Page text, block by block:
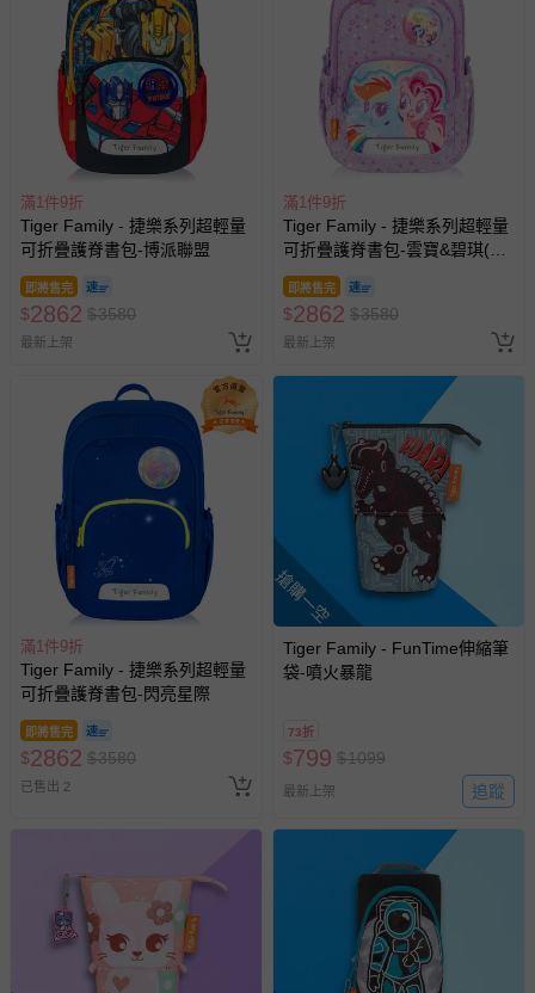
滿1件9折
Tiger Family - 捷樂系列超輕量
可折疊護脊書包-博派聯盟
即將售完
$2862 $3580
最新上架
滿1件9折
Tiger Family - 捷樂系列超輕量
可折疊護脊書包-雲寶&碧琪(聯
名款)
即將售完
$2862 $3580
最新上架
滿1件9折
Tiger Family - 捷樂系列超輕量
可折疊護脊書包-閃亮星際
即將售完
$2862 $3580
已售出 2
搶購一空
Tiger Family - FunTime伸縮筆
袋-噴火暴龍
73折
$799 $1099
最新上架 追蹤